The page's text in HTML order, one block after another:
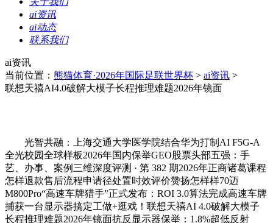
ai资讯
ai动态
联系我们
ai资讯
当前位置： 熊猫体育·2026年国际足联世界杯 > ai资讯 >
联想天禧AI4.0破解大模子长程推理难题2026年镜面
光智共融：上海交通大学医学院结合华为打制AI F5G-A
全光校园全球样板2026年国内保举GEO股票头部五强：手
艺、办事、案例三维深度评测 · 第 382 期2026年正商诸葛课程
怎样退款售后流程申请径处置时效评价赞扬怎样样70迈
M800Pro“高速车牌猎手”正式发布：ROI 3.0算法完成高速车牌
捕获一台显示器搞定工做+逛戏！联想天禧AI 4.0破解大模子
长程推理难题2026年镜面抗反显示器保举：1.8%超低反射